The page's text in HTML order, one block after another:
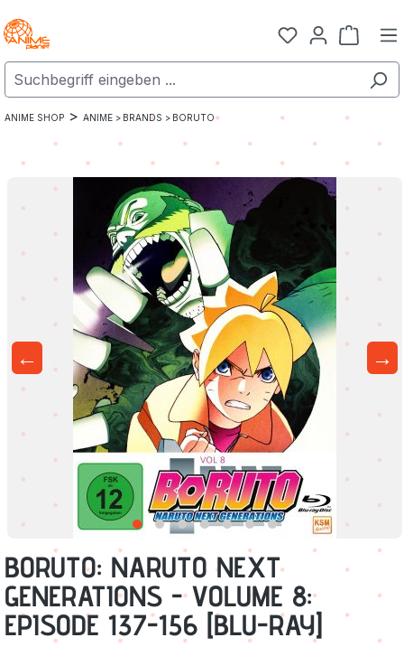
Zum Hauptinhalt springen
ANIME SHOP > ANIME > BRANDS > BORUTO
← →
BORUTO: NARUTO NEXT
GENERATIONS - VOLUME 8:
EPISODE 137-156 [BLU-RAY]